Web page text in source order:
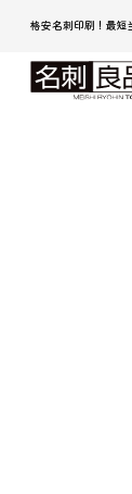
格安名刺印刷！最